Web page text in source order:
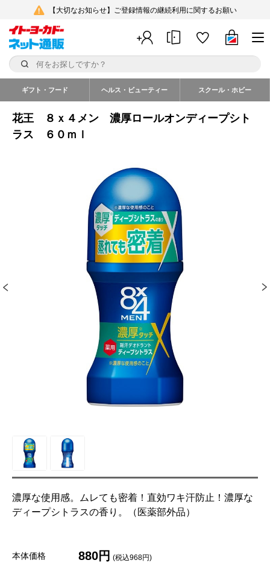
【大切なお知らせ】ご登録情報の継続利用に関するお願い
ギフト・フード ヘルス・ビューティー スクール・ホビー
花王 ８ｘ４メン 濃厚ロールオンディープシト
ラス ６０ｍｌ
濃厚な使用感。ムレても密着！直効ワキ汗防止！濃厚な
ディープシトラスの香り。（医薬部外品）
本体価格 880円 (税込968円)